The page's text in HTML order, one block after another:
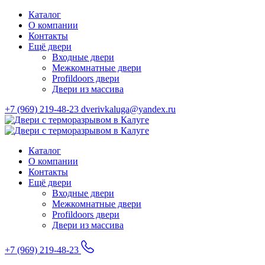
Каталог
О компании
Контакты
Ещё двери
Входные двери
Межкомнатные двери
Profildoors двери
Двери из массива
+7 (969) 219-48-23 dverivkaluga@yandex.ru
Каталог
О компании
Контакты
Ещё двери
Входные двери
Межкомнатные двери
Profildoors двери
Двери из массива
+7 (969) 219-48-23